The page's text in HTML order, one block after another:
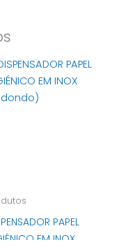
PAPEL
EM INOX